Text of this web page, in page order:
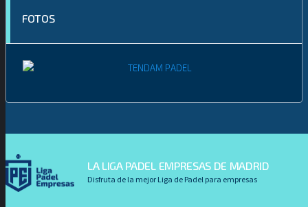
FOTOS
LA LIGA PADEL EMPRESAS DE MADRID
Disfruta de la mejor Liga de Padel para empresas